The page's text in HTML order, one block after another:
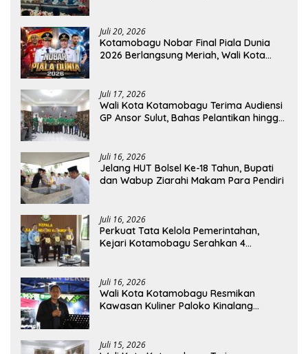
Juli 20, 2026
Kotamobagu Nobar Final Piala Dunia
2026 Berlangsung Meriah, Wali Kota
Juli 17, 2026
Wali Kota Kotamobagu Terima Audiensi
GP Ansor Sulut, Bahas Pelantikan hingga
Juli 16, 2026
Jelang HUT Bolsel Ke-18 Tahun, Bupati
dan Wabup Ziarahi Makam Para Pendiri
Juli 16, 2026
Perkuat Tata Kelola Pemerintahan,
Kejari Kotamobagu Serahkan 4
Juli 16, 2026
Wali Kota Kotamobagu Resmikan
Kawasan Kuliner Paloko Kinalang
Juli 15, 2026